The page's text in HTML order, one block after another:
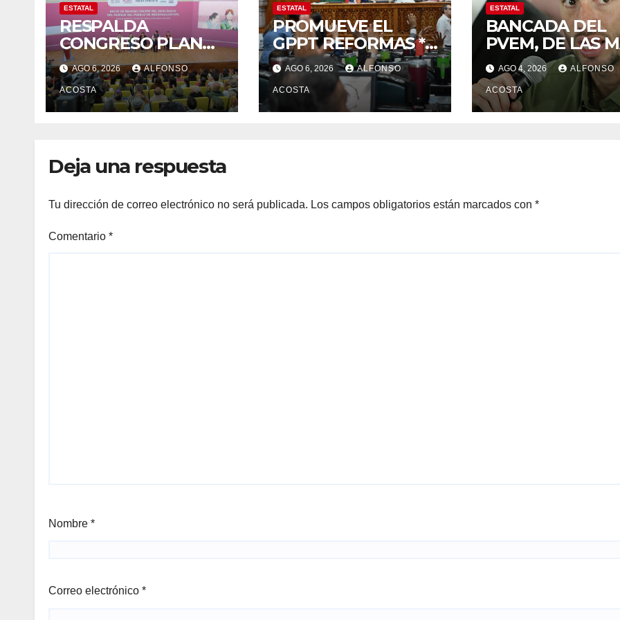
ESTATAL
RESPALDA
CONGRESO PLAN
ZONA ORIENTE *
Reciben
reconocimiento de
la gobernadora
AGO 6, 2026 ALFONSO
ACOSTA
ESTATAL
PROMUEVE EL
GPPT REFORMAS *
Salud, electoral y
justicia, de las
principales
AGO 6, 2026 ALFONSO
ACOSTA
ESTATAL
BANCADA DEL
PVEM, DE LAS
ACTIVAS
AGO 4, 2026 ALFONSO
ACOSTA
Deja una respuesta
Tu dirección de correo electrónico no será publicada. Los campos obligatorios están marcados con *
Comentario *
Nombre *
Correo electrónico *